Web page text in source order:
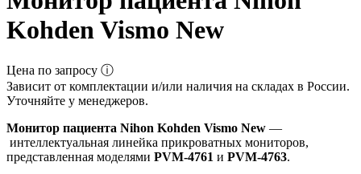
Kohden Vismo New
Цена по запросу ⓘ
Зависит от комплектации и/или наличия на складах в России.
Уточняйте у менеджеров.
Монитор пациента Nihon Kohden Vismo New —
интеллектуальная линейка прикроватных мониторов,
представленная моделями PVM-4761 и PVM-4763.